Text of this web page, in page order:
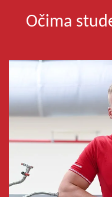
Očima